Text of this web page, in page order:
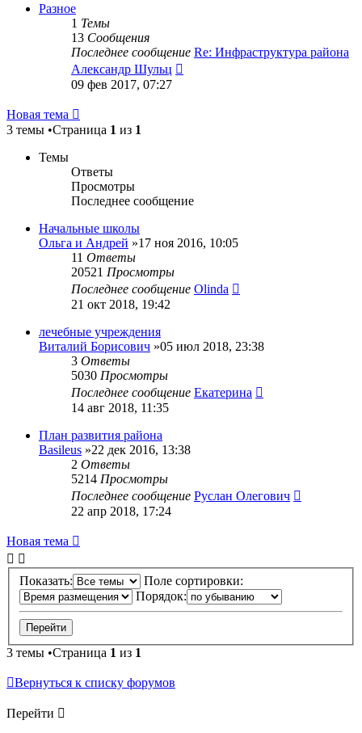
Разное
1 Темы
13 Сообщения
Последнее сообщение Re: Инфраструктура района
Александр Шульц
09 фев 2017, 07:27
Новая тема
3 темы •Страница 1 из 1
Темы
Ответы
Просмотры
Последнее сообщение
Начальные школы
Ольга и Андрей »17 ноя 2016, 10:05
11 Ответы
20521 Просмотры
Последнее сообщение Olinda
21 окт 2018, 19:42
лечебные учреждения
Виталий Борисович »05 июл 2018, 23:38
3 Ответы
5030 Просмотры
Последнее сообщение Екатерина
14 авг 2018, 11:35
План развития района
Basileus »22 дек 2016, 13:38
2 Ответы
5214 Просмотры
Последнее сообщение Руслан Олегович
22 апр 2018, 17:24
Новая тема
Показать:
Поле сортировки:
Порядок:
3 темы •Страница 1 из 1
Вернуться к списку форумов
Перейти